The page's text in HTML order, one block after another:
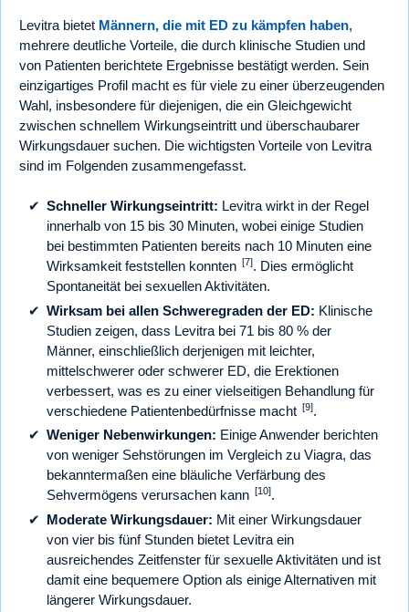
Levitra bietet Männern, die mit ED zu kämpfen haben,
mehrere deutliche Vorteile, die durch klinische Studien und
von Patienten berichtete Ergebnisse bestätigt werden. Sein
einzigartiges Profil macht es für viele zu einer überzeugenden
Wahl, insbesondere für diejenigen, die ein Gleichgewicht
zwischen schnellem Wirkungseintritt und überschaubarer
Wirkungsdauer suchen. Die wichtigsten Vorteile von Levitra
sind im Folgenden zusammengefasst.
Schneller Wirkungseintritt: Levitra wirkt in der Regel
innerhalb von 15 bis 30 Minuten, wobei einige Studien
bei bestimmten Patienten bereits nach 10 Minuten eine
Wirksamkeit feststellen konnten [7]. Dies ermöglicht
Spontaneität bei sexuellen Aktivitäten.
Wirksam bei allen Schweregraden der ED: Klinische
Studien zeigen, dass Levitra bei 71 bis 80 % der
Männer, einschließlich derjenigen mit leichter,
mittelschwerer oder schwerer ED, die Erektionen
verbessert, was es zu einer vielseitigen Behandlung für
verschiedene Patientenbedürfnisse macht [9].
Weniger Nebenwirkungen: Einige Anwender berichten
von weniger Sehstörungen im Vergleich zu Viagra, das
bekanntermaßen eine bläuliche Verfärbung des
Sehvermögens verursachen kann [10].
Moderate Wirkungsdauer: Mit einer Wirkungsdauer
von vier bis fünf Stunden bietet Levitra ein
ausreichendes Zeitfenster für sexuelle Aktivitäten und ist
damit eine bequemere Option als einige Alternativen mit
längerer Wirkungsdauer.